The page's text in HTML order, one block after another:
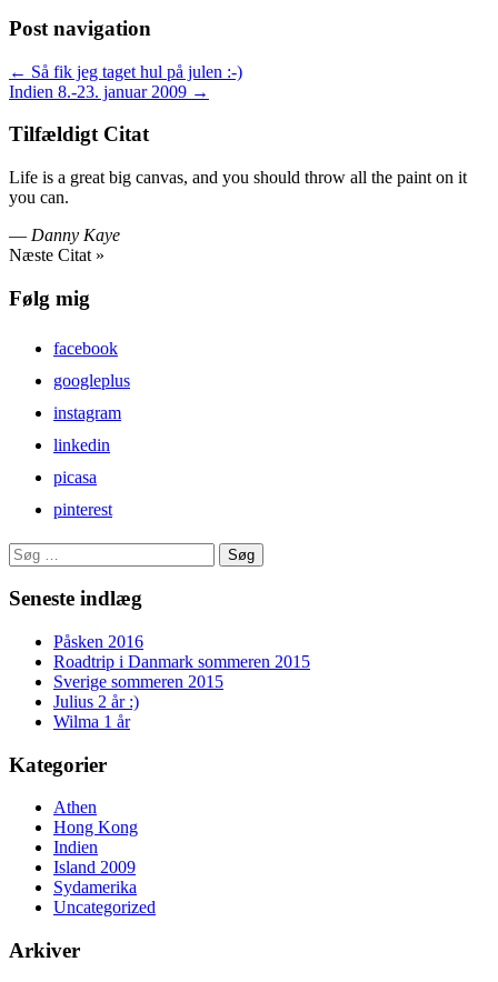
Post navigation
← Så fik jeg taget hul på julen :-)
Indien 8.-23. januar 2009 →
Tilfældigt Citat
Life is a great big canvas, and you should throw all the paint on it
you can.
— Danny Kaye
Næste Citat »
Følg mig
facebook
googleplus
instagram
linkedin
picasa
pinterest
Søg
efter:
Seneste indlæg
Påsken 2016
Roadtrip i Danmark sommeren 2015
Sverige sommeren 2015
Julius 2 år :)
Wilma 1 år
Kategorier
Athen
Hong Kong
Indien
Island 2009
Sydamerika
Uncategorized
Arkiver